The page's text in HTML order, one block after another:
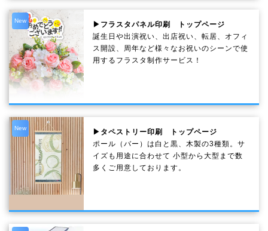
New
▶フラスタパネル印刷 トップページ
誕生日や出演祝い、出店祝い、転居、オフィ
ス開設、周年など様々なお祝いのシーンで使
用するフラスタ制作サービス！
New
▶タペストリー印刷 トップページ
ポール（バー）は白と黒、木製の3種類。サ
イズも用途に合わせて 小型から大型まで数
多くご用意しております。